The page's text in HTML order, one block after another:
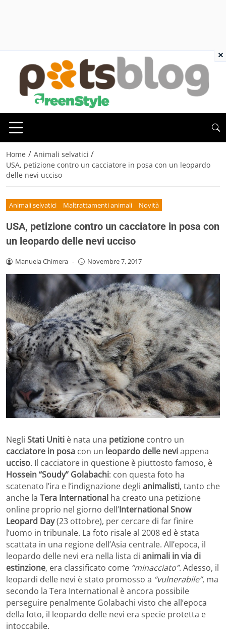
Home / Animali selvatici /
USA, petizione contro un cacciatore in posa con un leopardo
delle nevi ucciso
Animali selvatici Maltrattamenti animali Novità
USA, petizione contro un cacciatore in posa con
un leopardo delle nevi ucciso
Manuela Chimera - Novembre 7, 2017
Negli Stati Uniti è nata una petizione contro un
cacciatore in posa con un leopardo delle neviappena
ucciso. Il cacciatore in questione è piuttosto famoso, è
Hossein “Soudy” Golabachi: con questa foto ha
scatenato l’ira e l’indignazione degli animalisti, tanto che
anche la Tera International ha creato una petizione
online proprio nel giorno dell’International Snow
Leopard Day(23 ottobre), per cercare di far finire
l’uomo in tribunale. La foto risale al 2008 ed è stata
scattata in una regione dell’Asia centrale. All’epoca, il
leopardo delle nevi era nella lista di animali in via di
estinzione, era classificato come “minacciato”. Adesso, il
leopardi delle nevi è stato promosso a “vulnerabile”, ma
secondo la Tera International è ancora possibile
perseguire penalmente Golabachi visto che all’epoca
della foto, il leopardo delle nevi era specie protetta e
intoccabile.
×